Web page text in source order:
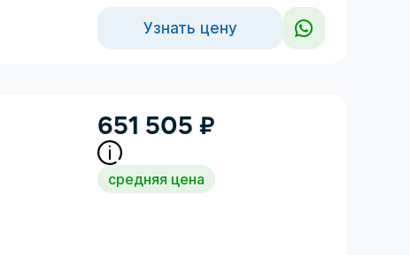
Узнать цену
651 505 ₽
средняя цена